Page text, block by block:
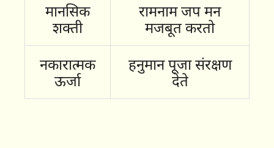
मानसिक
शक्ती
रामनाम जप मन
मजबूत करतो
नकारात्मक
ऊर्जा
हनुमान पूजा संरक्षण
देते